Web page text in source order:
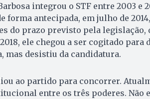
integrou o STF entre 2003 e
forma antecipada, em julho de
do prazo previsto pela
ele chegou a ser cogitado
mas desistiu da candidatura.
ao partido para concorrer.
entre os três poderes. Não